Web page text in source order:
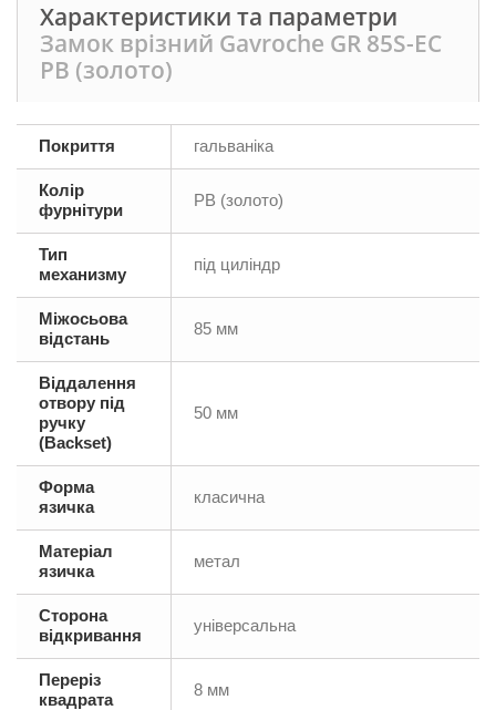
Характеристики та параметри
Замок врізний Gavroche GR 85S-EC
PB (золото)
Покриття гальваніка
Колір
фурнітури
PB (золото)
Тип
механизму
під циліндр
Міжосьова
відстань
85 мм
Віддалення
отвору під
ручку
(Backset)
50 мм
Форма
язичка
класична
Матеріал
язичка
метал
Сторона
відкривання
універсальна
Переріз
квадрата
8 мм